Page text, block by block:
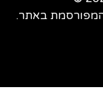
באתר.